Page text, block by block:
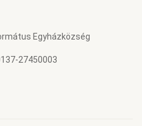
Egyházközség
27450003